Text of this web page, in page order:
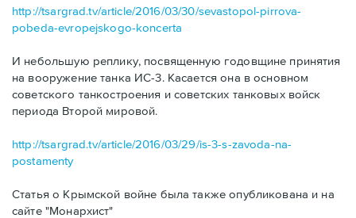
http://tsargrad.tv/article/2016/03/30/sevastopol-pirrova-
pobeda-evropejskogo-koncerta
И небольшую реплику, посвященную годовщине принятия
на вооружение танка ИС-3. Касается она в основном
советского танкостроения и советских танковых войск
периода Второй мировой.
http://tsargrad.tv/article/2016/03/29/is-3-s-zavoda-na-
postamenty
Статья о Крымской войне была также опубликована и на
сайте "Монархист"